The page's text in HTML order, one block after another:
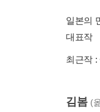
일본의
대표작
최근작 :
김봄 (